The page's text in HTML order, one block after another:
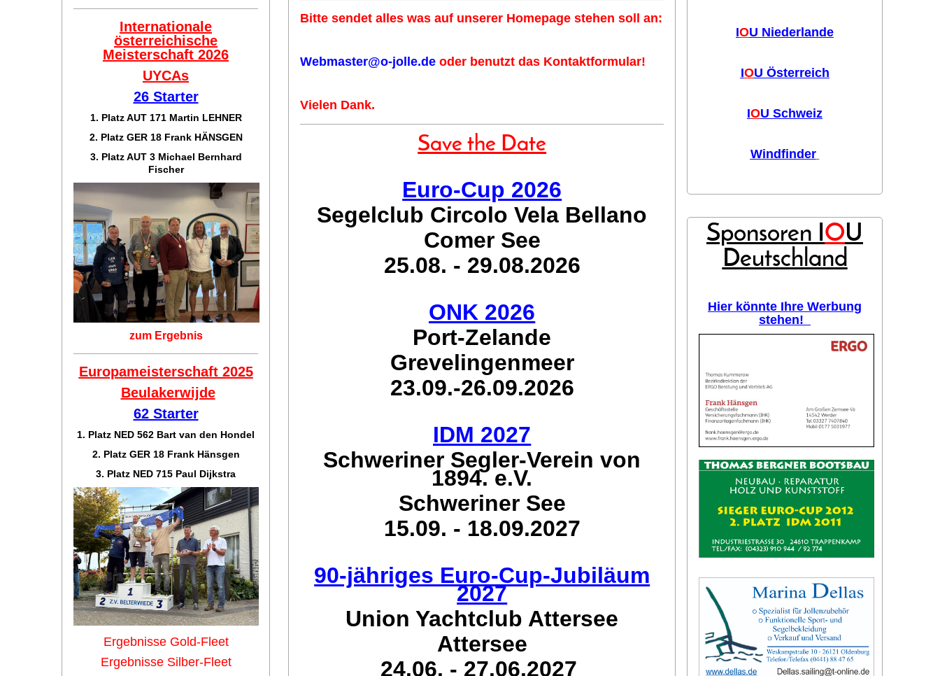
Bitte sendet alles was auf unserer Homepage stehen soll an:
Webmaster@o-jolle.de oder benutzt das Kontaktformular!
Vielen Dank.
Save the Date
Euro-Cup 2026
Segelclub Circolo Vela Bellano
Comer See
25.08. - 29.08.2026
ONK 2026
Port-Zelande
Grevelingenmeer
23.09.-26.09.2026
IDM 2027
Schweriner Segler-Verein von
1894. e.V.
Schweriner See
15.09. - 18.09.2027
90-jähriges Euro-Cup-Jubiläum
2027
Union Yachtclub Attersee
Attersee
24.06. - 27.06.2027
IOU Niederlande
IOU Österreich
IOU Schweiz
Windfinder
Sponsoren IOU
Deutschland
Hier könnte Ihre Werbung
stehen!
Internationale
österreichische
Meisterschaft 2026
UYCAs
26 Starter
1. Platz AUT 171 Martin LEHNER
2. Platz GER 18 Frank HÄNSGEN
3. Platz AUT 3 Michael Bernhard
Fischer
zum Ergebnis
Europameisterschaft 2025
Beulakerwijde
62 Starter
1. Platz NED 562 Bart van den Hondel
2. Platz GER 18 Frank Hänsgen
3. Platz NED 715 Paul Dijkstra
Ergebnisse Gold-Fleet
Ergebnisse Silber-Fleet